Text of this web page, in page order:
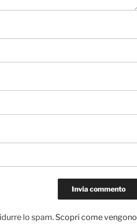
lo spam. Scopri come vengono